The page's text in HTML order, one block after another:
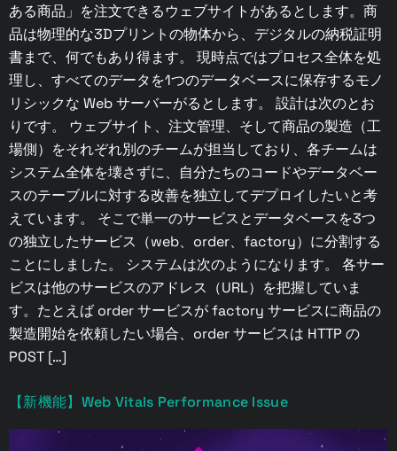
ある商品」を注文できるウェブサイトがあるとします。商
品は物理的な3Dプリントの物体から、デジタルの納税証明
書まで、何でもあり得ます。 現時点ではプロセス全体を処
理し、すべてのデータを1つのデータベースに保存するモノ
リシックな Web サーバーがるとします。 設計は次のとお
りです。 ウェブサイト、注文管理、そして商品の製造（工
場側）をそれぞれ別のチームが担当しており、各チームは
システム全体を壊さずに、自分たちのコードやデータベー
スのテーブルに対する改善を独立してデプロイしたいと考
えています。 そこで単一のサービスとデータベースを3つ
の独立したサービス（web、order、factory）に分割する
ことにしました。 システムは次のようになります。 各サー
ビスは他のサービスのアドレス（URL）を把握していま
す。たとえば order サービスが factory サービスに商品の
製造開始を依頼したい場合、order サービスは HTTP の
POST […]
【新機能】Web Vitals Performance Issue